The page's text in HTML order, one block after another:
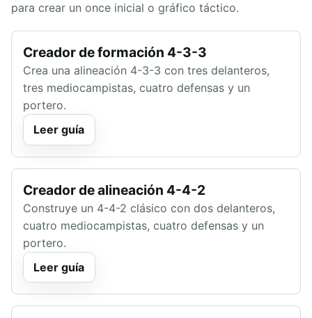
para crear un once inicial o gráfico táctico.
Creador de formación 4-3-3
Crea una alineación 4-3-3 con tres delanteros,
tres mediocampistas, cuatro defensas y un
portero.
Leer guía
Creador de alineación 4-4-2
Construye un 4-4-2 clásico con dos delanteros,
cuatro mediocampistas, cuatro defensas y un
portero.
Leer guía